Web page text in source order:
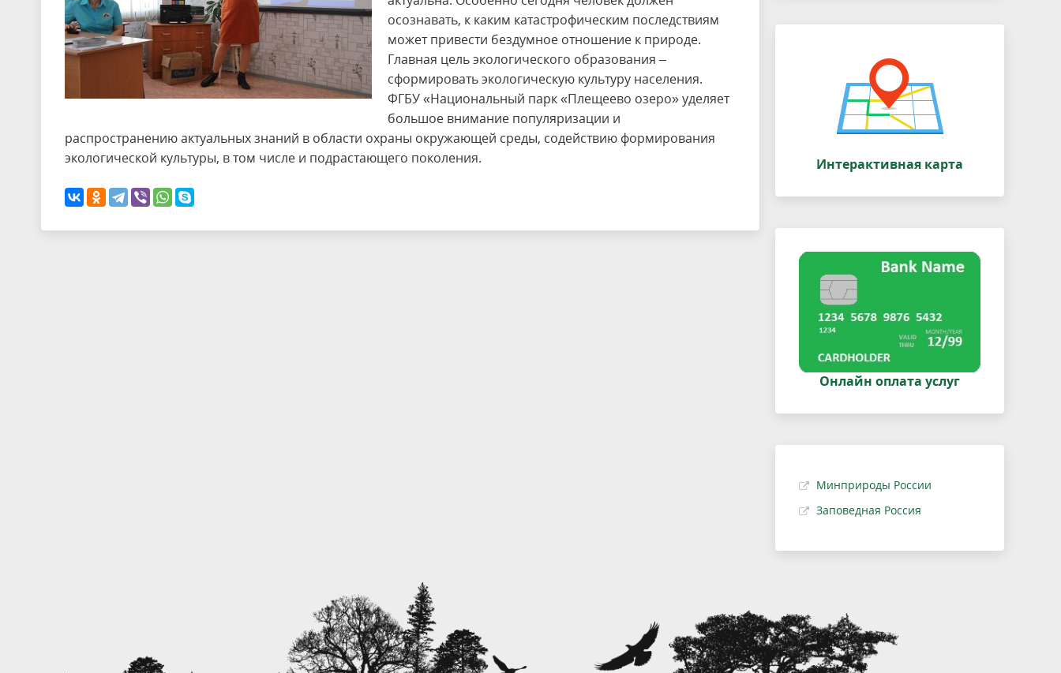
осознавать, к каким катастрофическим последствиям
может привести бездумное отношение к природе.
Главная цель экологического образования –
сформировать экологическую культуру населения.
ФГБУ «Национальный парк «Плещеево озеро» уделяет
большое внимание популяризации и
распространению актуальных знаний в области охраны окружающей среды, содействию формирования
экологической культуры, в том числе и подрастающего поколения.
Интерактивная карта
Онлайн оплата услуг
Минприроды России
Заповедная Россия